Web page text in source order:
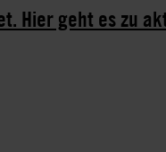
Hier geht es zu